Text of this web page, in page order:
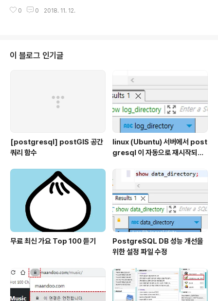
0 0 2018. 11. 12.
이 블로그 인기글
[postgresql] postGIS 공간
쿼리 함수
linux (Ubuntu) 서버에서 post
gresql 이 자동으로 재시작되는
무료 최신 가요 Top 100 듣기
PostgreSQL DB 성능 개선을
위한 설정 파일 수정